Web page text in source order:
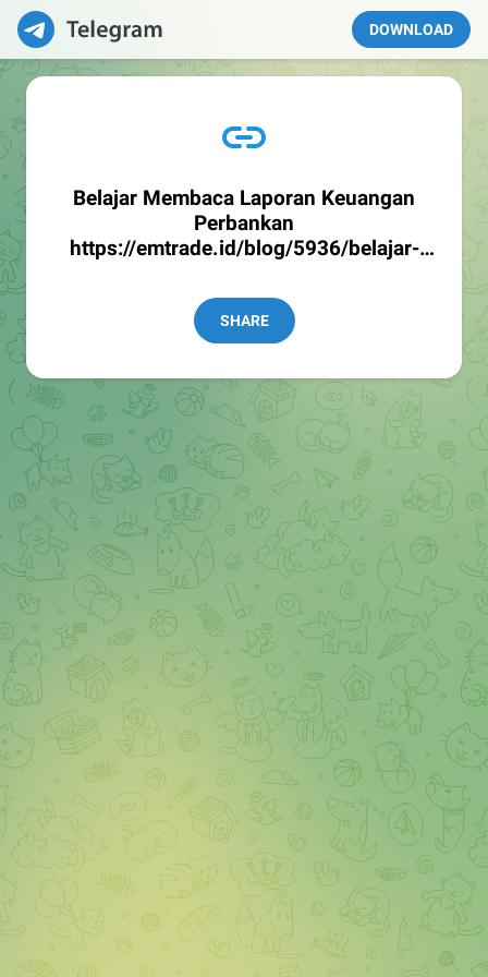
DOWNLOAD
Belajar Membaca Laporan Keuangan
Perbankan
https://emtrade.id/blog/5936/belajar-
SHARE